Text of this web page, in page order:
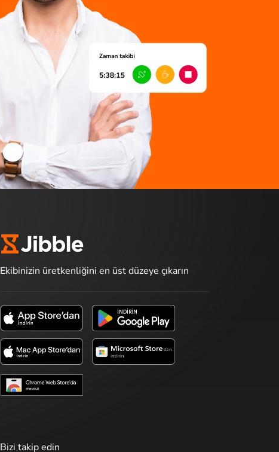
Ekibinizin üretkenliğini en üst düzeye çıkarın
Bizi takip edin